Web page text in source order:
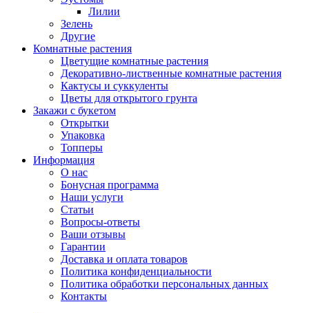
Лилии
Зелень
Другие
Комнатные растения
Цветущие комнатные растения
Декоративно-лиственные комнатные растения
Кактусы и суккуленты
Цветы для открытого грунта
Закажи с букетом
Открытки
Упаковка
Топперы
Информация
О нас
Бонусная программа
Наши услуги
Статьи
Вопросы-ответы
Ваши отзывы
Гарантии
Доставка и оплата товаров
Политика конфиденциальности
Политика обработки персональных данных
Контакты